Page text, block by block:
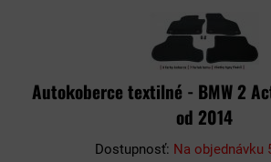
Autokoberce textilné - BMW 2
od 2014
Dostupnosť: Na objednávku